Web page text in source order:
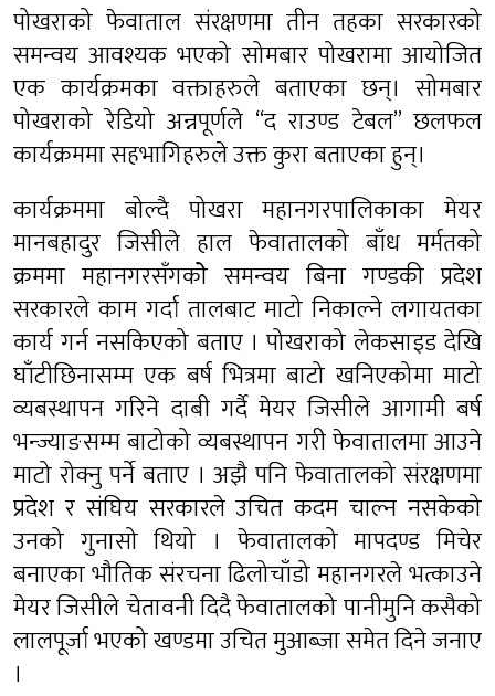
पोखराको फेवाताल संरक्षणमा तीन तहका सरकारको
समन्वय आवश्यक भएको सोमबार पोखरामा आयोजित
एक कार्यक्रमका वक्ताहरुले बताएका छन्। सोमबार
पोखराको रेडियो अन्नपूर्णले “द राउण्ड टेबल” छलफल
कार्यक्रममा सहभागिहरुले उक्त कुरा बताएका हुन्।
कार्यक्रममा बोल्दै पोखरा महानगरपालिकाका मेयर
मानबहादुर जिसीले हाल फेवातालको बाँध मर्मतको
क्रममा महानगरसँगकोे समन्वय बिना गण्डकी प्रदेश
सरकारले काम गर्दा तालबाट माटो निकाल्ने लगायतका
कार्य गर्न नसकिएको बताए । पोखराको लेकसाइड देखि
घाँटीछिनासम्म एक बर्ष भित्रमा बाटो खनिएकोमा माटो
व्यबस्थापन गरिने दाबी गर्दै मेयर जिसीले आगामी बर्ष
भन्ज्याङसम्म बाटोको व्यबस्थापन गरी फेवातालमा आउने
माटो रोक्नु पर्ने बताए । अझै पनि फेवातालको संरक्षणमा
प्रदेश र संघिय सरकारले उचित कदम चाल्न नसकेको
उनको गुनासो थियो । फेवातालको मापदण्ड मिचेर
बनाएका भौतिक संरचना ढिलोचाँडो महानगरले भत्काउने
मेयर जिसीले चेतावनी दिदै फेवातालको पानीमुनि कसैको
लालपूर्जा भएको खण्डमा उचित मुआब्जा समेत दिने जनाए
।